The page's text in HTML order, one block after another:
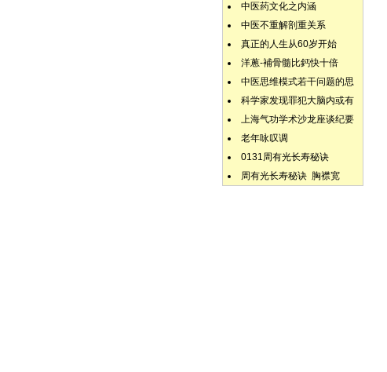
中医药文化之内涵
中医不重解剖重关系
真正的人生从60岁开始
洋蔥-補骨髓比鈣快十倍
中医思维模式若干问题的思
科学家发现罪犯大脑内或有
上海气功学术沙龙座谈纪要
老年咏叹调
0131周有光长寿秘诀
周有光长寿秘诀 胸襟宽